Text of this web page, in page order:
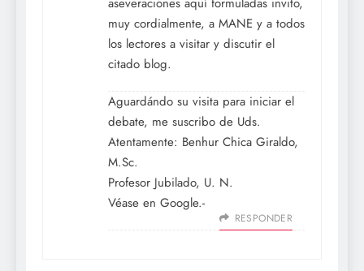
muy cordialmente, a MANE y a todos
los lectores a visitar y discutir el
citado blog.
Aguardándo su visita para iniciar el
debate, me suscribo de Uds.
Atentamente: Benhur Chica Giraldo,
M.Sc.
Profesor Jubilado, U. N.
Véase en Google.-
RESPONDER